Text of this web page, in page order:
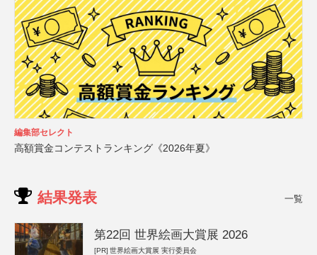
編集部セレクト
高額賞金コンテストランキング《2026年夏》
結果発表 一覧
第22回 世界絵画大賞展 2026
[PR] 世界絵画大賞展 実行委員会